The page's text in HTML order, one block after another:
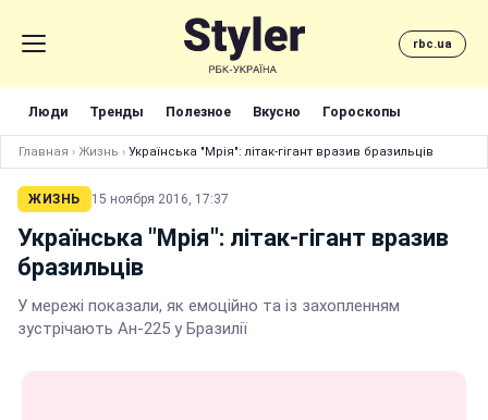
rbc.ua
Люди Тренды Полезное Вкусно Гороскопы
Главная › Жизнь › Українська "Мрія": літак-гігант вразив бразильців
ЖИЗНЬ 15 ноября 2016, 17:37
Українська "Мрія": літак-гігант вразив
бразильців
У мережі показали, як емоційно та із захопленням
зустрічають Ан-225 у Бразилії